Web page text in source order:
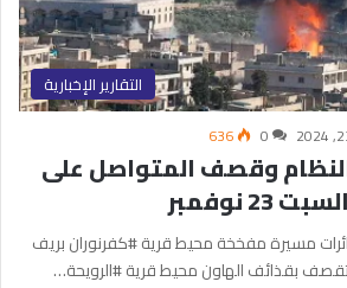
التقارير الإخبارية
0
636
وقصف المتواصل على
نوفمبر
مسيرة مفخخة محيط قرية #كفرنوران بريف
بقذائف الهاون محيط قرية #الرويحة…